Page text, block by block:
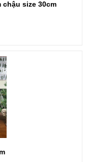
size 30cm